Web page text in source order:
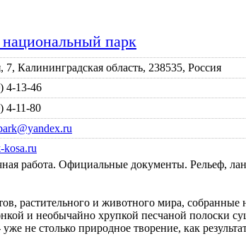
парк
7, Калининградская область, 238535, Россия
4-13-46
4-11-80
работа. Официальные документы. Рельеф,
растительного и животного мира,
и необычайно хрупкой песчаной полоски
не столько природное творение, как